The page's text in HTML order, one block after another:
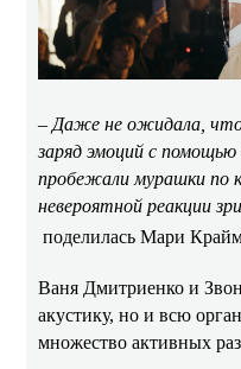
– Даже не ожидала,
заряд эмоций с
пробежали мурашки по
невероятной реакции
поделилась Мари
Ваня Дмитриенко и
акустику, но и всю
множество активных